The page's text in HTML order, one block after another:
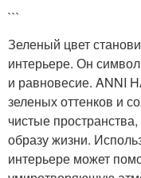
```
Зеленый цвет
интерьере. Он
и равновесие. ANNI
зеленых оттенков и
чистые
образу жизни.
интерьере может